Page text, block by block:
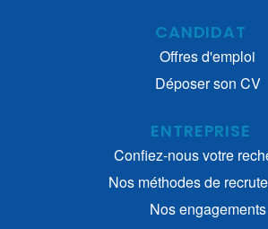
CANDIDAT
Offres d'emploi
Déposer son CV
ENTREPRISE
Confiez-nous votre
Nos méthodes de
Nos engagements